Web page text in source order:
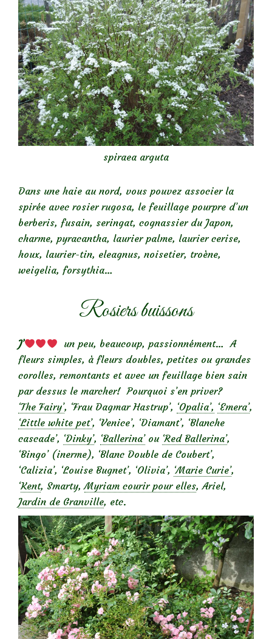
spiraea arguta
Dans une haie au nord, vous pouvez associer la
spirée avec rosier rugosa, le feuillage pourpre d’un
berberis, fusain, seringat, cognassier du Japon,
charme, pyracantha, laurier palme, laurier cerise,
houx, laurier-tin, eleagnus, noisetier, troène,
weigelia, forsythia…
Rosiers buissons
J’
un peu, beaucoup, passionnément… A
fleurs simples, à fleurs doubles, petites ou grandes
corolles, remontants et avec un feuillage bien sain
par dessus le marcher! Pourquoi s’en priver?
‘The Fairy’, ‘Frau Dagmar Hastrup’, ‘Opalia’, ‘Emera’,
‘Little white pet’, ‘Venice’, ‘Diamant’, ‘Blanche
cascade’, ‘Dinky’, ‘Ballerina’ou ‘Red Ballerina’,
‘Bingo’ (inerme), ‘Blanc Double de Coubert’,
‘Calizia’, ‘Louise Bugnet’, ‘Olivia’, ‘Marie Curie’,
‘Kent, Smarty,Myriam courir pour elles, Ariel,
Jardin de Granville, etc.